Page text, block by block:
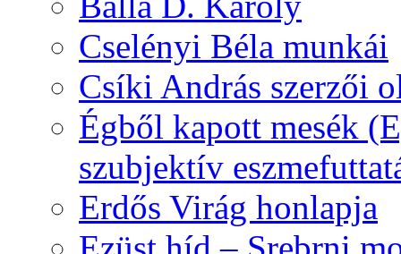
Cselényi Béla munkái
Csíki András szerzői
Égből kapott mesék
szubjektív
Erdős Virág honlapja